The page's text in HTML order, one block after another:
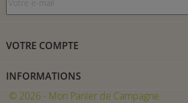
VOTRE COMPTE
INFORMATIONS
© 2026 - Mon Panier de Campagne